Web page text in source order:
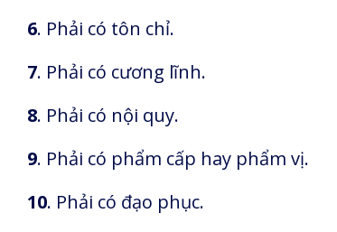
6. Phải có tôn chỉ.
7. Phải có cương lĩnh.
8. Phải có nội quy.
9. Phải có phẩm cấp hay phẩm vị.
10. Phải có đạo phục.